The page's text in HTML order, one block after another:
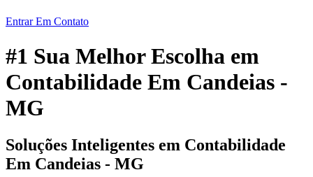
Entrar Em Contato
#1 Sua Melhor Escolha em
Contabilidade Em Candeias -
MG
Soluções Inteligentes em Contabilidade
Em Candeias - MG